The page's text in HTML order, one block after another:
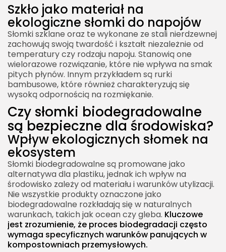
Szkło jako materiał na
ekologiczne słomki do napojów
Słomki szklane oraz te wykonane ze stali nierdzewnej
zachowują swoją twardość i kształt niezależnie od
temperatury czy rodzaju napoju. Stanowią one
wielorazowe rozwiązanie, które nie wpływa na smak
pitych płynów. Innym przykładem są rurki
bambusowe, które również charakteryzują się
wysoką odpornością na rozmiękanie.
Czy słomki biodegradowalne
są bezpieczne dla środowiska?
Wpływ ekologicznych słomek na
ekosystem
Słomki biodegradowalne są promowane jako
alternatywa dla plastiku, jednak ich wpływ na
środowisko zależy od materiału i warunków utylizacji.
Nie wszystkie produkty oznaczone jako
biodegradowalne rozkładają się w naturalnych
warunkach, takich jak ocean czy gleba. Kluczowe
jest zrozumienie, że proces biodegradacji często
wymaga specyficznych warunków panujących w
kompostowniach przemysłowych.